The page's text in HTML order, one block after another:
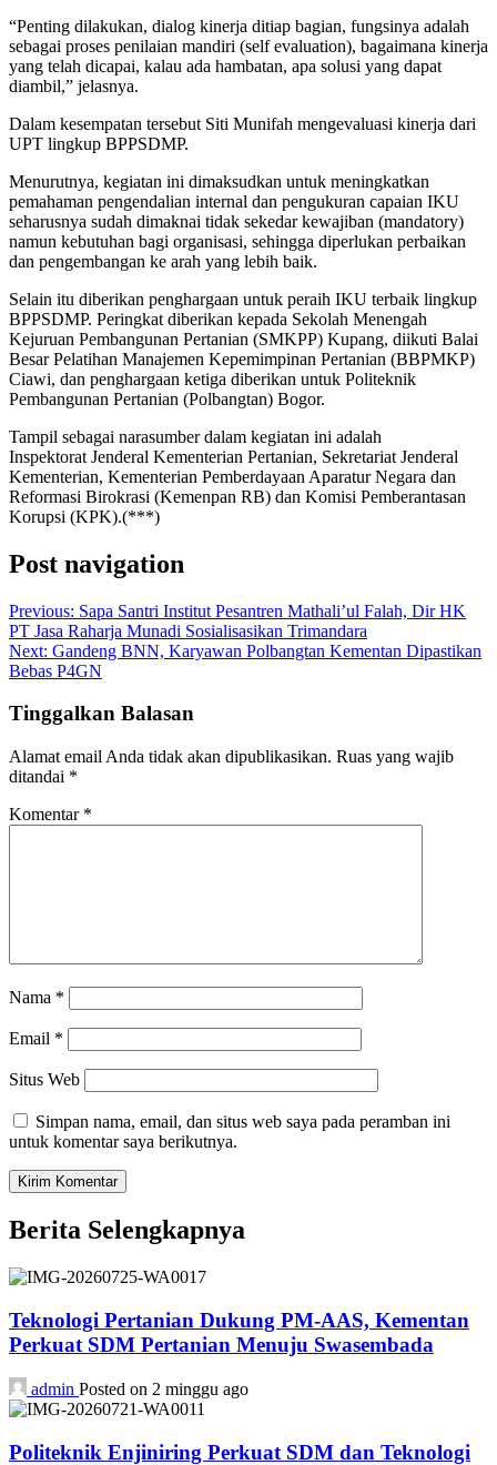
“Penting dilakukan, dialog kinerja ditiap bagian, fungsinya adalah
sebagai proses penilaian mandiri (self evaluation), bagaimana kinerja
yang telah dicapai, kalau ada hambatan, apa solusi yang dapat
diambil,” jelasnya.
Dalam kesempatan tersebut Siti Munifah mengevaluasi kinerja dari
UPT lingkup BPPSDMP.
Menurutnya, kegiatan ini dimaksudkan untuk meningkatkan
pemahaman pengendalian internal dan pengukuran capaian IKU
seharusnya sudah dimaknai tidak sekedar kewajiban (mandatory)
namun kebutuhan bagi organisasi, sehingga diperlukan perbaikan
dan pengembangan ke arah yang lebih baik.
Selain itu diberikan penghargaan untuk peraih IKU terbaik lingkup
BPPSDMP. Peringkat diberikan kepada Sekolah Menengah
Kejuruan Pembangunan Pertanian (SMKPP) Kupang, diikuti Balai
Besar Pelatihan Manajemen Kepemimpinan Pertanian (BBPMKP)
Ciawi, dan penghargaan ketiga diberikan untuk Politeknik
Pembangunan Pertanian (Polbangtan) Bogor.
Tampil sebagai narasumber dalam kegiatan ini adalah
Inspektorat Jenderal Kementerian Pertanian, Sekretariat Jenderal
Kementerian, Kementerian Pemberdayaan Aparatur Negara dan
Reformasi Birokrasi (Kemenpan RB) dan Komisi Pemberantasan
Korupsi (KPK).(***)
Post navigation
Previous: Sapa Santri Institut Pesantren Mathali’ul Falah, Dir HK
PT Jasa Raharja Munadi Sosialisasikan Trimandara
Next: Gandeng BNN, Karyawan Polbangtan Kementan Dipastikan
Bebas P4GN
Tinggalkan Balasan
Alamat email Anda tidak akan dipublikasikan. Ruas yang wajib
ditandai *
Komentar *
Nama *
Email *
Situs Web
Simpan nama, email, dan situs web saya pada peramban ini
untuk komentar saya berikutnya.
Berita Selengkapnya
Teknologi Pertanian Dukung PM-AAS, Kementan
Perkuat SDM Pertanian Menuju Swasembada
admin Posted on 2 minggu ago
Politeknik Enjiniring Perkuat SDM dan Teknologi